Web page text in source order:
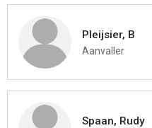
Pleijsier, B
Aanvaller
Spaan, Rudy